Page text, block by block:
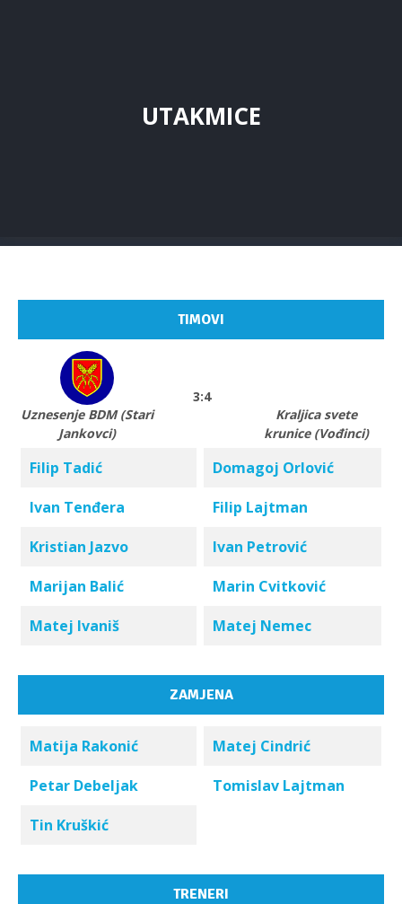
UTAKMICE
TIMOVI
Uznesenje BDM (Stari
Jankovci)
3:4
Kraljica svete
krunice (Vođinci)
Filip Tadić
Ivan Tenđera
Kristian Jazvo
Marijan Balić
Matej Ivaniš
Domagoj Orlović
Filip Lajtman
Ivan Petrović
Marin Cvitković
Matej Nemec
ZAMJENA
Matija Rakonić
Petar Debeljak
Tin Kruškić
Matej Cindrić
Tomislav Lajtman
TRENERI